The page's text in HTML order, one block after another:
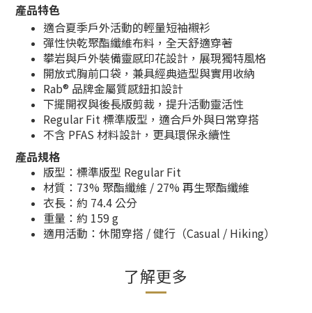
產品特色
適合夏季戶外活動的輕量短袖襯衫
彈性快乾聚酯纖維布料，全天舒適穿著
攀岩與戶外裝備靈感印花設計，展現獨特風格
開放式胸前口袋，兼具經典造型與實用收納
Rab® 品牌金屬質感鈕扣設計
下擺開衩與後長版剪裁，提升活動靈活性
Regular Fit 標準版型，適合戶外與日常穿搭
不含 PFAS 材料設計，更具環保永續性
產品規格
版型：標準版型 Regular Fit
材質：73% 聚酯纖維 / 27% 再生聚酯纖維
衣長：約 74.4 公分
重量：約 159 g
適用活動：休閒穿搭 / 健行（Casual / Hiking）
了解更多